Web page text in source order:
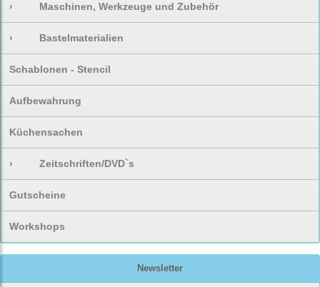
› Maschinen, Werkzeuge und Zubehör
› Bastelmaterialien
Schablonen - Stencil
Aufbewahrung
Küchensachen
› Zeitschriften/DVD`s
Gutscheine
Workshops
Newsletter